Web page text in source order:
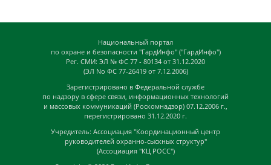
Национальный портал
по охране и безопасности "ГардИнфо" ("ГардИнфо")
Рег. СМИ: ЭЛ № ФС 77 - 80134 от 31.12.2020
(ЭЛ No ФС 77-26419 от 7.12.2006)
Зарегистрировано в Федеральной службе
по надзору в сфере связи, информационных технологий
и массовых коммуникаций (Роскомнадзор) 07.12.2006 г.,
перегистрировано 31.12.2020 г.
Учредитель: Ассоциация "Координационный центр
руководителей охранно-сыскных структур"
(Ассоциация "КЦ РОСС")